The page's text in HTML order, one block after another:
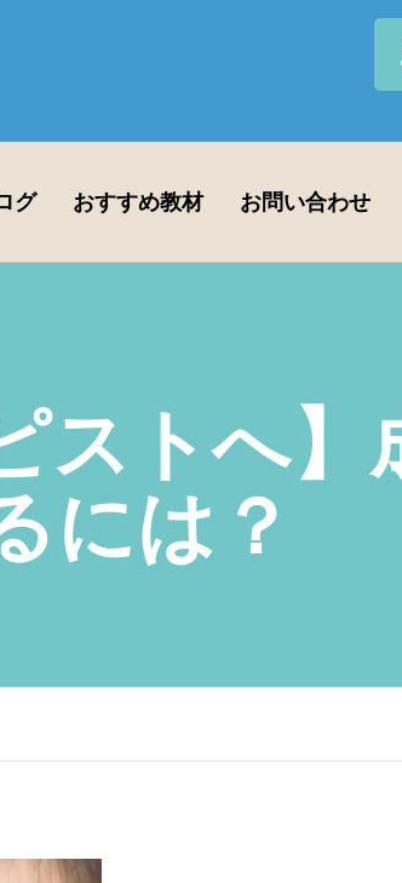
グ おすすめ教材 お問い合わせ
ストへ】
には？